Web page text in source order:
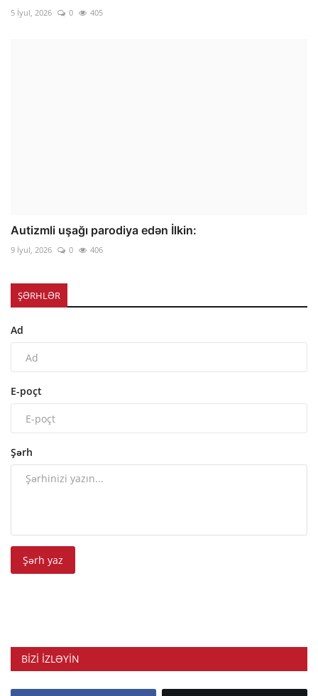
5 İyul, 2026 0 405
Autizmli uşağı parodiya edən İlkin:
9 İyul, 2026 0 406
ŞƏRHLƏR
Ad
E-poçt
Şərh
Şərh yaz
BIZI IZLƏYIN